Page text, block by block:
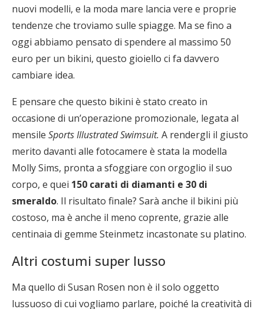
nuovi modelli, e la moda mare lancia vere e proprie
tendenze che troviamo sulle spiagge. Ma se fino a
oggi abbiamo pensato di spendere al massimo 50
euro per un bikini, questo gioiello ci fa davvero
cambiare idea.
E pensare che questo bikini è stato creato in
occasione di un’operazione promozionale, legata al
mensile Sports Illustrated Swimsuit. A rendergli il giusto
merito davanti alle fotocamere è stata la modella
Molly Sims, pronta a sfoggiare con orgoglio il suo
corpo, e quei 150 carati di diamanti e 30 di
smeraldo. Il risultato finale? Sarà anche il bikini più
costoso, ma è anche il meno coprente, grazie alle
centinaia di gemme Steinmetz incastonate su platino.
Altri costumi super lusso
Ma quello di Susan Rosen non è il solo oggetto
lussuoso di cui vogliamo parlare, poiché la creatività di